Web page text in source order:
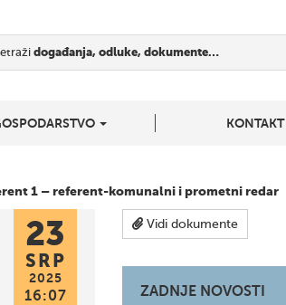
događanja, odluke, dokumente…
KONTAKT
1 – referent-komunalni i prometni redar
23
SRP
2025
16:07
Vidi dokumente
ZADNJE NOVOSTI